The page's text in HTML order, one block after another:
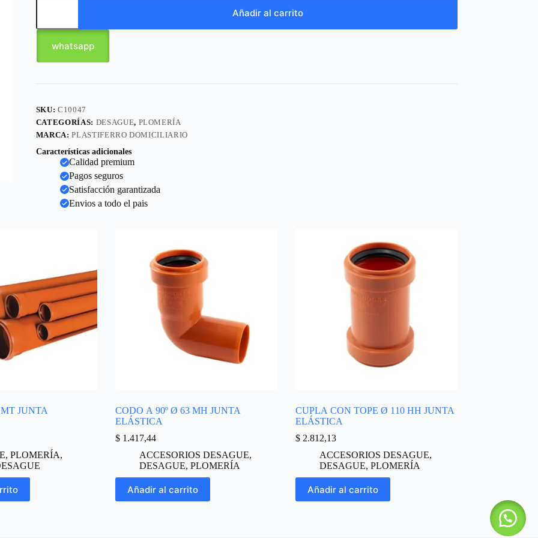
Añadir al carrito
whatsapp
SKU:C10047
CATEGORÍAS: DESAGUE, PLOMERÍA
MARCA:PLASTIFERRO DOMICILIARIO
Características adicionales
Calidad premium
Pagos seguros
Satisfacción garantizada
Envios a todo el pais
JUNTA
, PLOMERÍA,
CODO A 90º Ø 63 MH JUNTA
ELÁSTICA
$1.417,44
ACCESORIOS DESAGUE,
DESAGUE, PLOMERÍA
Añadir al carrito
CUPLA CON TOPE Ø 110 HH JUNTA
ELÁSTICA
$2.812,13
ACCESORIOS DESAGUE,
DESAGUE, PLOMERÍA
Añadir al carrito